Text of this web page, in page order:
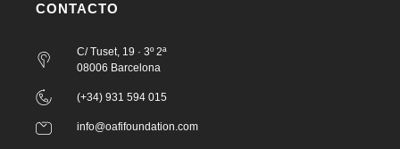
CONTACTO
C/ Tuset, 19 · 3º 2ª
08006 Barcelona
(+34) 931 594 015
info@oafifoundation.com